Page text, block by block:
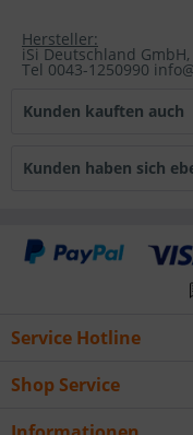
Hersteller:
iSi Deutschland
Tel 0043-1250990
Kunden kauften auch
Kunden haben sich
Service Hotline
Shop Service